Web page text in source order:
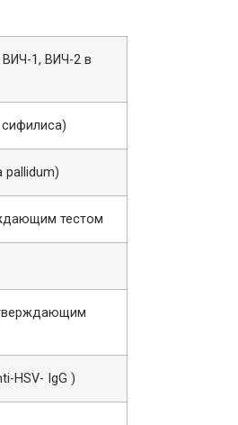
ВИЧ-1, ВИЧ-2 в
сифилиса)
тестом
HSV- IgG )